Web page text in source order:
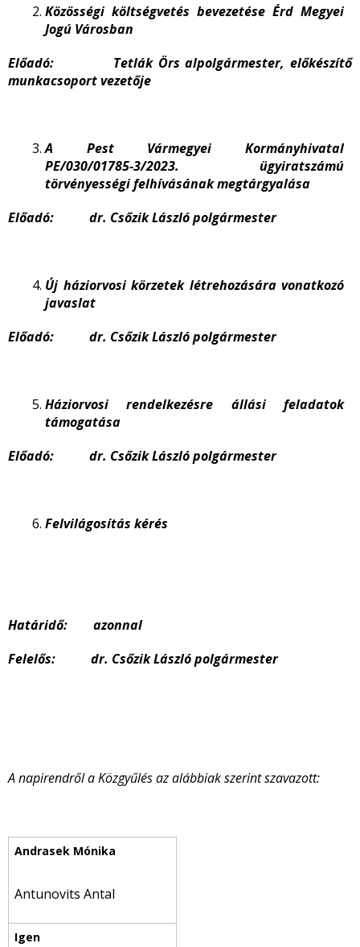
Közösségi költségvetés bevezetése Érd Megyei
Jogú Városban
Előadó: Tetlák Örs alpolgármester, előkészítő
munkacsoport vezetője
A Pest Vármegyei Kormányhivatal
PE/030/01785-3/2023. ügyiratszámú
törvényességi felhívásának megtárgyalása
Előadó: dr. Csőzik László polgármester
Új háziorvosi körzetek létrehozására vonatkozó
javaslat
Előadó: dr. Csőzik László polgármester
Háziorvosi rendelkezésre állási feladatok
támogatása
Előadó: dr. Csőzik László polgármester
Felvilágosítás kérés
Határidő: azonnal
Felelős: dr. Csőzik László polgármester
A napirendről a Közgyűlés az alábbiak szerint szavazott:
Antunovits Antal